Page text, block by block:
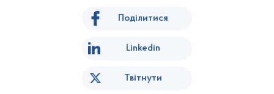
Поділитися
Linkedin
Твітнути